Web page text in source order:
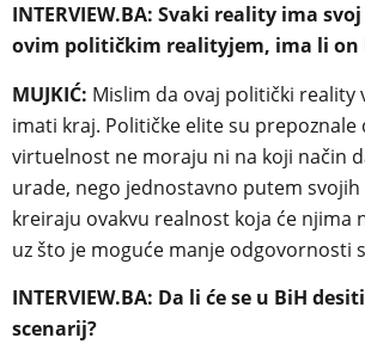
INTERVIEW.BA: Svaki reality ima
ovim političkim realityjem, ima li on
MUJKIĆ: Mislim da ovaj politički reality
imati kraj. Političke elite su prepoznale
virtuelnost ne moraju ni na koji način
urade, nego jednostavno putem
kreiraju ovakvu realnost koja će njima
uz što je moguće manje odgovornosti
INTERVIEW.BA: Da li će se u BiH
scenarij?